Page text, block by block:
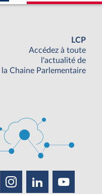
LCP
Accédez à toute
l'actualité de
la Chaine Parlementaire